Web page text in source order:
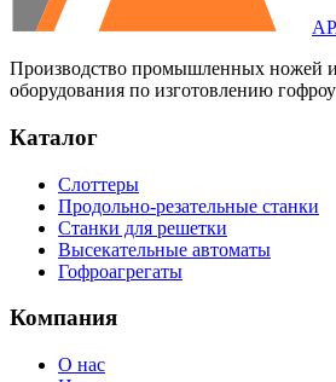
Производство промышленных ножей и
оборудования по изготовлению
Каталог
Слоттеры
Продольно-резательные станки
Станки для решетки
Высекательные автоматы
Гофроагрегаты
Компания
О нас